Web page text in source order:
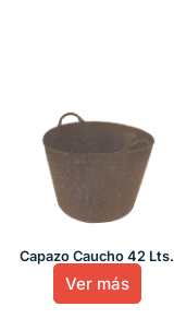
Capazo Caucho 42 Lts.
Ver más